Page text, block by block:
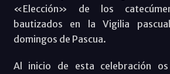
«Elección» de los
bautizados en la Vigilia
domingos de Pascua.
Al inicio de esta celebración